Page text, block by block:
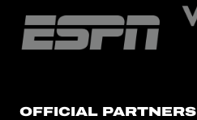
OFFICIAL PARTNERS